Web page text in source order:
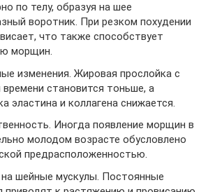
по телу, образуя на шее
воротник. При резком похудении
что также способствует
морщин.
изменения. Жировая прослойка с
времени становится тоньше, а
эластина и коллагена снижается.
Иногда появление морщин в
молодом возрасте обусловлено
предрасположенностью.
на шейные мускулы. Постоянные